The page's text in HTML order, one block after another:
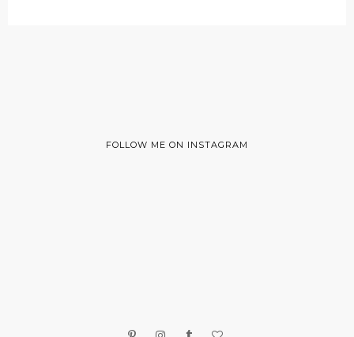
FOLLOW ME ON INSTAGRAM